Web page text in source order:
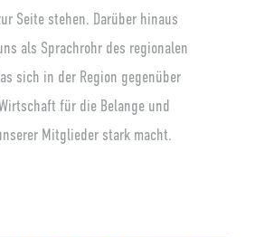
Seite stehen. Darüber hinaus
als Sprachrohr des regionalen
sich in der Region gegenüber
für die Belange und
Mitglieder stark macht.